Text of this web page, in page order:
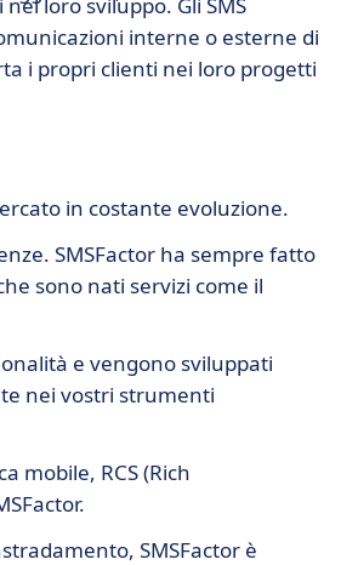
interne o esterne di
i propri clienti nei loro progetti
in costante evoluzione.
SMSFactor ha sempre fatto
sono nati servizi come il
e vengono sviluppati
nei vostri strumenti
mobile, RCS (Rich
SMSFactor è